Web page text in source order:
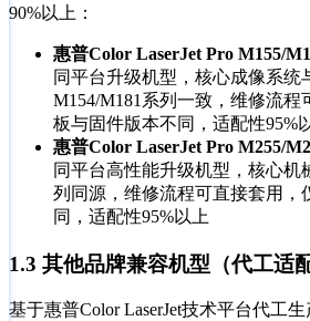
90%以上：
惠普Color LaserJet Pro M155/
同平台升级机型，核心成像系统
M154/M181系列一致，维修流
板与固件版本不同，适配性95%
惠普Color LaserJet Pro M255/
同平台高性能升级机型，核心机
列同源，维修流程可直接套用，
同，适配性95%以上
1.3 其他品牌兼容机型（代工适
基于惠普Color LaserJet技术平台代工